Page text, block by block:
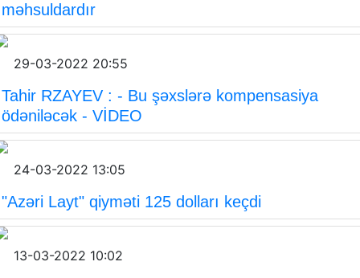
məhsuldardır
29-03-2022 20:55
Tahir RZAYEV : - Bu şəxslərə kompensasiya
ödəniləcək - VİDEO
24-03-2022 13:05
"Azəri Layt" qiyməti 125 dolları keçdi
13-03-2022 10:02